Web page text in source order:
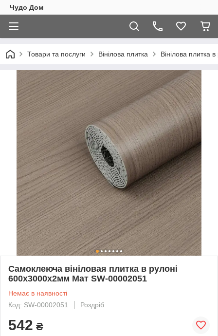
Чудо Дом
Товари та послуги Вінілова плитка Вінілова плитка в
Самоклеюча вініловая плитка в рулоні
600х3000х2мм Мат SW-00002051
Немає в наявності
Код: SW-00002051
Роздріб
542 ₴